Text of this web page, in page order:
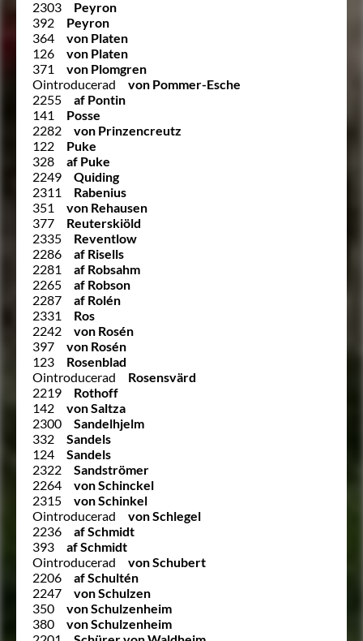
2303
Peyron
392
Peyron
364
von Platen
126
von Platen
371
von Plomgren
Ointroducerad
von Pommer-Esche
2255
af Pontin
141
Posse
2282
von Prinzencreutz
122
Puke
328
af Puke
2249
Quiding
2311
Rabenius
351
von Rehausen
377
Reuterskiöld
2335
Reventlow
2286
af Risells
2281
af Robsahm
2265
af Robson
2287
af Rolén
2331
Ros
2242
von Rosén
397
von Rosén
123
Rosenblad
Ointroducerad
Rosensvärd
2219
Rothoff
142
von Saltza
2300
Sandelhjelm
332
Sandels
124
Sandels
2322
Sandströmer
2264
von Schinckel
2315
von Schinkel
Ointroducerad
von Schlegel
2236
af Schmidt
393
af Schmidt
Ointroducerad
von Schubert
2206
af Schultén
2247
von Schulzen
350
von Schulzenheim
380
von Schulzenheim